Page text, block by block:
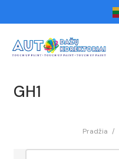
GH1
Pradžia /